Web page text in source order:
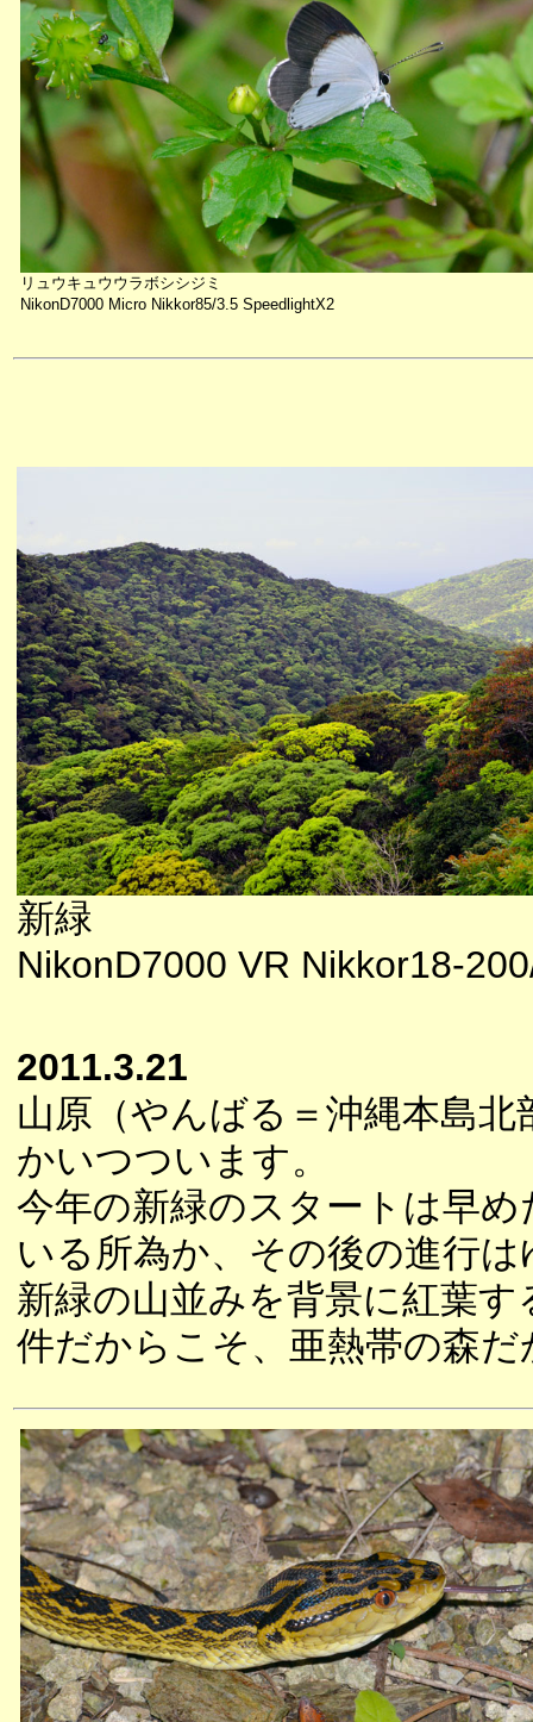
リュウキュウウラボシシジミ
NikonD7000 Micro Nikkor85/3.5 SpeedlightX2
新緑
NikonD7000 VR Nikkor18-
2011.3.21
山原（やんばる＝沖縄本島
かいつついます。
今年の新緑のスタートは早
いる所為か、その後の進行
新緑の山並みを背景に紅葉
件だからこそ、亜熱帯の森